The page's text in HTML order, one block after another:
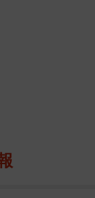
ンを食べるため